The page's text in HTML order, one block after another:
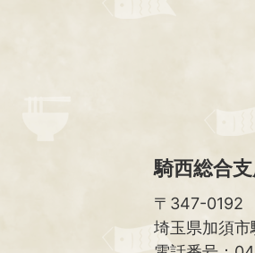
騎西総合
〒347-0192
埼玉県加須市